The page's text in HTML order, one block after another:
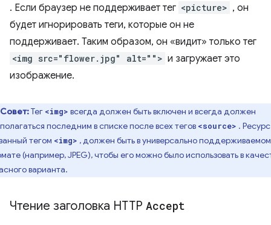
. Если браузер не поддерживает тег <picture> , он
будет игнорировать теги, которые он не
поддерживает. Таким образом, он «видит» только тег
<img src="flower.jpg" alt=""> и загружает это
изображение.
Совет:Тег <img> всегда должен быть включен и всегда должен
последним в списке после всех тегов <source> .
тегом <img> , должен быть в универсально поддерживаемом
(например, JPEG), чтобы его можно было использовать в
варианта.
Чтение заголовка HTTP Accept